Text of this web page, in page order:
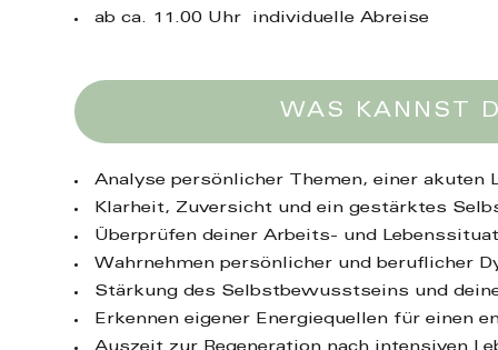
ab ca. 11.00 Uhr individuelle Abreise
WAS KANNST
Analyse persönlicher Themen, einer
Klarheit, Zuversicht und ein gestärktes
Überprüfen deiner Arbeits- und
Wahrnehmen persönlicher und beruflicher
Stärkung des Selbstbewusstseins und
Erkennen eigener Energiequellen für einen